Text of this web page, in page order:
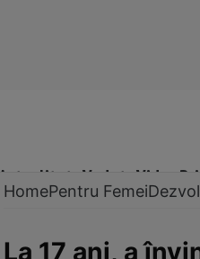
Actualitate Vedete Video
HomePentru Femei
La 17 ani, a